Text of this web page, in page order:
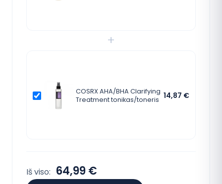
+
COSRX AHA/BHA Clarifying
Treatment tonikas/toneris 14,87 €
Iš viso: 64,99 €